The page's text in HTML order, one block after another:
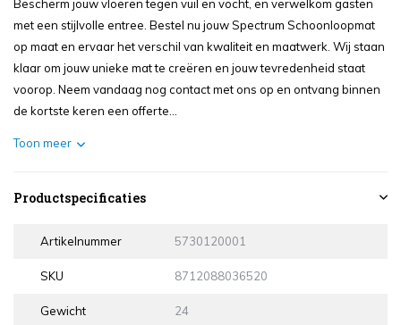
Bescherm jouw vloeren tegen vuil en vocht, en verwelkom gasten
met een stijlvolle entree. Bestel nu jouw Spectrum Schoonloopmat
op maat en ervaar het verschil van kwaliteit en maatwerk. Wij staan
klaar om jouw unieke mat te creëren en jouw tevredenheid staat
voorop. Neem vandaag nog contact met ons op en ontvang binnen
de kortste keren een offerte...
Toon meer
Productspecificaties
Artikelnummer 5730120001
SKU 8712088036520
Gewicht 24